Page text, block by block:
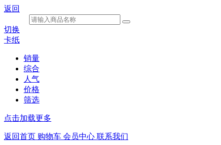
返回
切换
卡纸
销量
综合
人气
价格
筛选
点击加载更多
返回首页 购物车 会员中心 联系我们